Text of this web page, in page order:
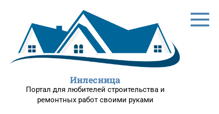
контенту
Инлесница
Портал для любителей строительства и
ремонтных работ своими руками